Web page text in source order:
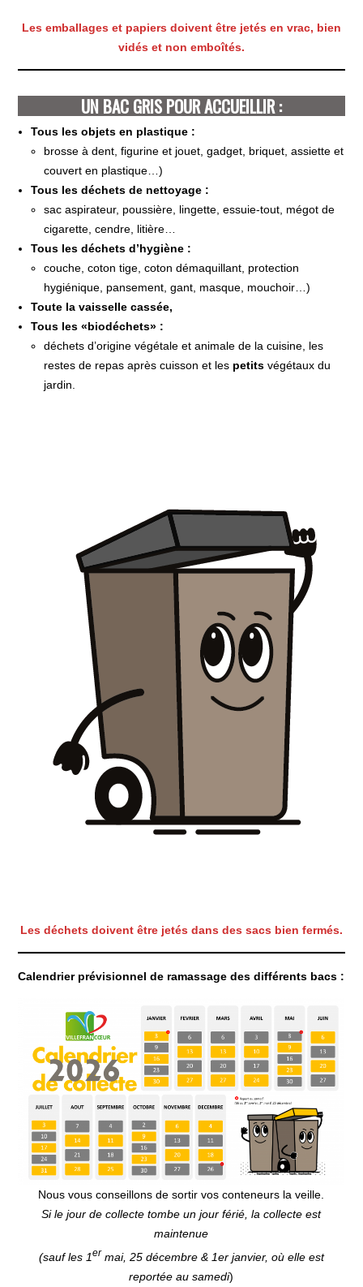
Les emballages et papiers doivent être jetés en vrac, bien
vidés et non emboîtés.
UN BAC GRIS POUR ACCUEILLIR :
Tous les objets en plastique :
brosse à dent, figurine et jouet, gadget, briquet, assiette et
couvert en plastique…)
Tous les déchets de nettoyage :
sac aspirateur, poussière, lingette, essuie-tout, mégot de
cigarette, cendre, litière…
Tous les déchets d’hygiène :
couche, coton tige, coton démaquillant, protection
hygiénique, pansement, gant, masque, mouchoir…)
Toute la vaisselle cassée,
Tous les «biodéchets» :
déchets d’origine végétale et animale de la cuisine, les
restes de repas après cuisson et les petitsvégétaux du
jardin.
Les déchets doivent être jetés dans des sacs bien fermés.
Calendrier prévisionnel de ramassage des différents bacs :
Nous vous conseillons de sortir vos conteneurs la veille.
Si le jour de collecte tombe un jour férié, la collecte est
maintenue
(sauf les 1er mai, 25 décembre & 1er janvier, où elle est
reportée au samedi)